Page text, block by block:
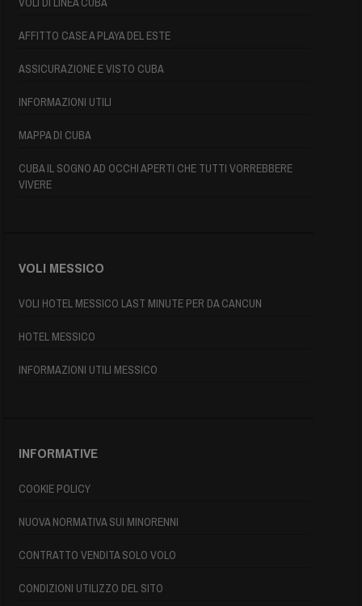
AFFITTO CASE A PLAYA DEL ESTE
ASSICURAZIONE E VISTO CUBA
INFORMAZIONI UTILI
MAPPA DI CUBA
CUBA IL SOGNO AD OCCHI APERTI CHE TUTTI VORREBBERE
VIVERE
VOLI MESSICO
VOLI HOTEL MESSICO LAST MINUTE PER DA CANCUN
HOTEL MESSICO
INFORMAZIONI UTILI MESSICO
INFORMATIVE
COOKIE POLICY
NUOVA NORMATIVA SUI MINORENNI
CONTRATTO VENDITA SOLO VOLO
CONDIZIONI UTILIZZO DEL SITO